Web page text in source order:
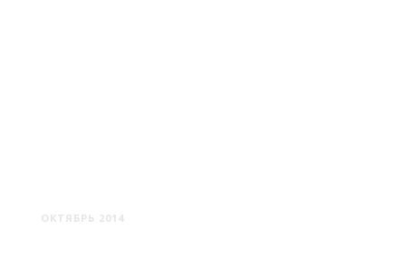
ОКТЯБРЬ 2014